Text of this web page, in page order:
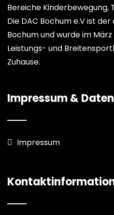
Bereiche Kinderbewegung,
Die DAC Bochum e.V ist
Bochum und wurde im
Leistungs- und
Zuhause.
Impressum &
Impressum